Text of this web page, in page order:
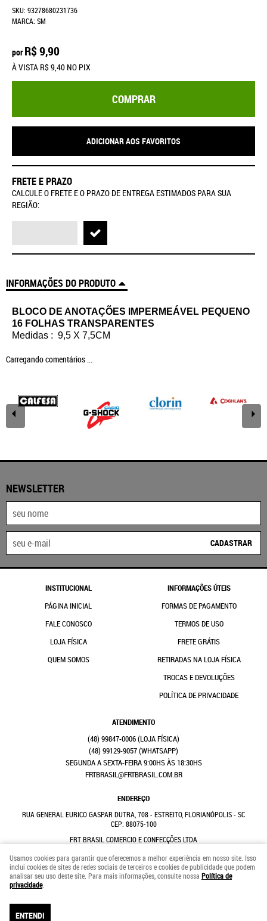
SKU: 93278680231736
MARCA: SM
por R$ 9,90
À VISTA R$ 9,40 NO PIX
COMPRAR
ADICIONAR AOS FAVORITOS
FRETE E PRAZO
CALCULE O FRETE E O PRAZO DE ENTREGA ESTIMADOS PARA SUA
REGIÃO:
INFORMAÇÕES DO PRODUTO
BLOCO DE ANOTAÇÕES IMPERMEÁVEL PEQUENO
16 FOLHAS TRANSPARENTES
Medidas : 9,5 X 7,5CM
Carregando comentários ...
NEWSLETTER
CADASTRAR
INSTITUCIONAL
PÁGINA INICIAL
FALE CONOSCO
LOJA FÍSICA
QUEM SOMOS
INFORMAÇÕES ÚTEIS
FORMAS DE PAGAMENTO
TERMOS DE USO
FRETE GRÁTIS
RETIRADAS NA LOJA FÍSICA
TROCAS E DEVOLUÇÕES
POLÍTICA DE PRIVACIDADE
ATENDIMENTO
(48) 99847-0006
(48) 99129-9057(WHATSAPP)
SEGUNDA A SEXTA-FEIRA 9:00HS ÀS 18:30HS
FRTBRASIL@FRTBRASIL.COM.BR
ENDEREÇO
RUA GENERAL EURICO GASPAR DUTRA, 708- ESTREITO, FLORIANÓPOLIS- SC
CEP: 88075-100
FRT BRASIL COMERCIO E CONFECÇÕES LTDA
LOJA VIRTUAL CRIADA POR
Usamos cookies para garantir que oferecemos a melhor experiência em nosso site. Isso
inclui cookies de sites de redes sociais de terceiros e cookies de publicidade que podem
analisar seu uso deste site. Para mais informações, consulte nossa Política de
privacidade.
ENTENDI